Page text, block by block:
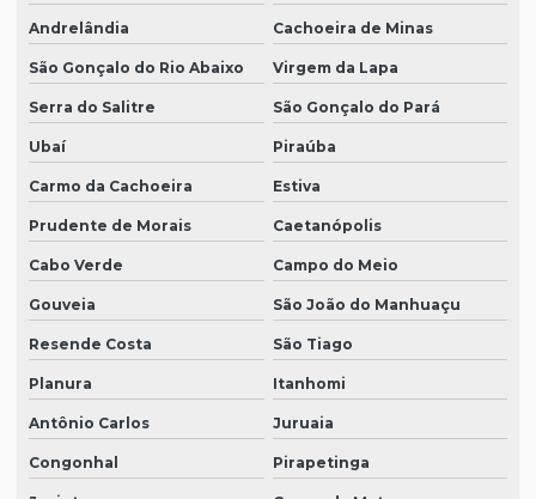
Andrelândia Cachoeira de Minas
São Gonçalo do Rio Abaixo Virgem da Lapa
Serra do Salitre São Gonçalo do Pará
Ubaí Piraúba
Carmo da Cachoeira Estiva
Prudente de Morais Caetanópolis
Cabo Verde Campo do Meio
Gouveia São João do Manhuaçu
Resende Costa São Tiago
Planura Itanhomi
Antônio Carlos Juruaia
Congonhal Pirapetinga